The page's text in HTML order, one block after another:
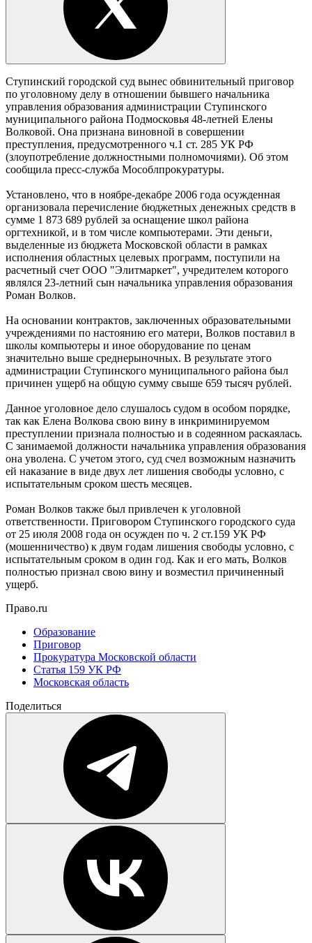
Ступинский городской суд вынес обвинительный приговор
по уголовному делу в отношении бывшего начальника
управления образования администрации Ступинского
муниципального района Подмосковья 48-летней Елены
Волковой. Она признана виновной в совершении
преступления, предусмотренного ч.1 ст. 285 УК РФ
(злоупотребление должностными полномочиями). Об этом
сообщила пресс-служба Мособлпрокуратуры.
Установлено, что в ноябре-декабре 2006 года осужденная
организовала перечисление бюджетных денежных средств в
сумме 1 873 689 рублей за оснащение школ района
оргтехникой, и в том числе компьютерами. Эти деньги,
выделенные из бюджета Московской области в рамках
исполнения областных целевых программ, поступили на
расчетный счет ООО "Элитмаркет", учредителем которого
являлся 23-летний сын начальника управления образования
Роман Волков.
На основании контрактов, заключенных образовательными
учреждениями по настоянию его матери, Волков поставил в
школы компьютеры и иное оборудование по ценам
значительно выше среднерыночных. В результате этого
администрации Ступинского муниципального района был
причинен ущерб на общую сумму свыше 659 тысяч рублей.
Данное уголовное дело слушалось судом в особом порядке,
так как Елена Волкова свою вину в инкриминируемом
преступлении признала полностью и в содеянном раскаялась.
С занимаемой должности начальника управления образования
она уволена. С учетом этого, суд счел возможным назначить
ей наказание в виде двух лет лишения свободы условно, с
испытательным сроком шесть месяцев.
Роман Волков также был привлечен к уголовной
ответственности. Приговором Ступинского городского суда
от 25 июля 2008 года он осужден по ч. 2 ст.159 УК РФ
(мошенничество) к двум годам лишения свободы условно, с
испытательным сроком в один год. Как и его мать, Волков
полностью признал свою вину и возместил причиненный
ущерб.
Право.ru
Образование
Приговор
Прокуратура Московской области
Статья 159 УК РФ
Московская область
Поделиться